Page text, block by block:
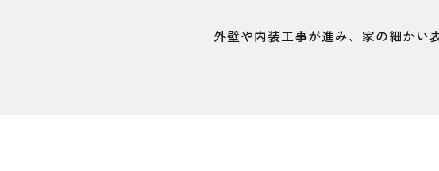
外壁や内装工事が進み、家の細かい